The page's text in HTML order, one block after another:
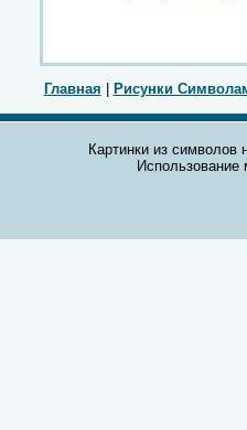
Главная Рисунки
Картинки из символов
Использование